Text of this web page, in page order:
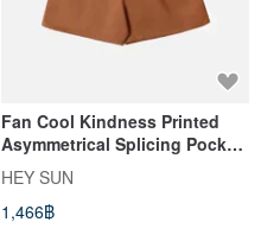
Fan Cool Kindness Printed
Asymmetrical Splicing Pocket
Shorts-Coffee
HEY SUN
1,466฿